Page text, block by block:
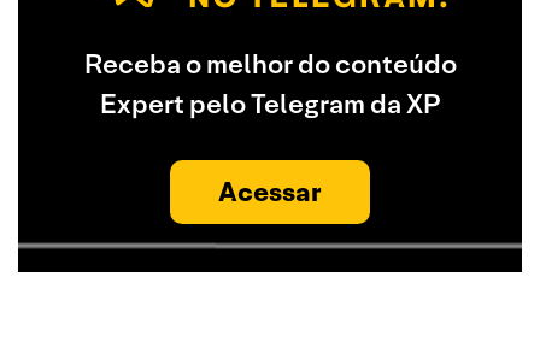
Receba o melhor do conteúdo
Expert pelo Telegram da XP
Acessar